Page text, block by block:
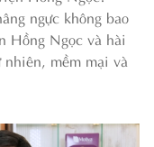
ngực không bao
Hồng Ngọc và hài
mềm mại và